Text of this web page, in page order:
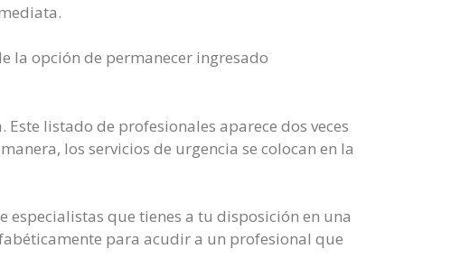
la opción de permanecer ingresado
listado de profesionales aparece dos veces
los servicios de urgencia se colocan en la
que tienes a tu disposición en una
para acudir a un profesional que